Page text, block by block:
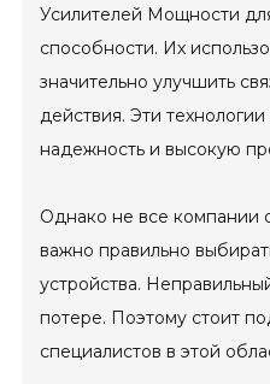
Усилителей Мощности
способности. Их
значительно улучшить
действия. Эти
надежность и высокую
Однако не все компании
важно правильно
устройства.
потере. Поэтому стоит
специалистов в этой